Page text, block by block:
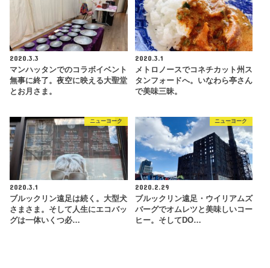
2020.3.3
マンハッタンでのコラボイベント
無事に終了。夜空に映える大聖堂
とお月さま。
2020.3.1
メトロノースでコネチカット州ス
タンフォードへ。いなわら亭さん
で美味三昧。
ニューヨーク
2020.3.1
ブルックリン遠足は続く。大型犬
さまさま。そして人生にエコバッ
グは一体いくつ必…
ニューヨーク
2020.2.29
ブルックリン遠足・ウイリアムズ
バーグでオムレツと美味しいコー
ヒー。そしてDO…